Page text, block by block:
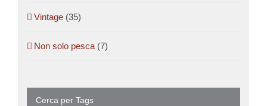
Vintage (35)
Non solo pesca (7)
Cerca per Tags